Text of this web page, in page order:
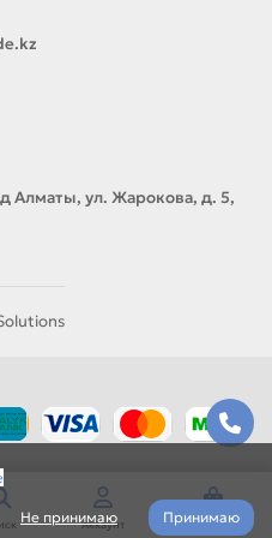
Не принимаю Принимаю
Алматы, ул. Жарокова, д. 5,
Аккаунт Корзина